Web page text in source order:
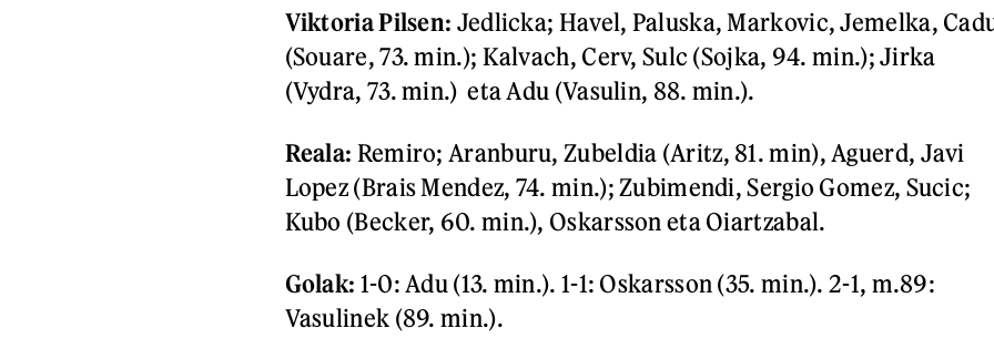
Viktoria Pilsen: Jedlicka; Havel, Paluska, Markovic, Jemelka,
(Souare, 73. min.); Kalvach, Cerv, Sulc (Sojka, 94. min.); Jirka
(Vydra, 73. min.) eta Adu (Vasulin, 88. min.).
Reala: Remiro; Aranburu, Zubeldia (Aritz, 81. min), Aguerd, Javi
Lopez (Brais Mendez, 74. min.); Zubimendi, Sergio Gomez, Sucic;
Kubo (Becker, 60. min.), Oskarsson eta Oiartzabal.
Golak: 1-0: Adu (13. min.). 1-1: Oskarsson (35. min.). 2-1, m.89:
Vasulinek (89. min.).